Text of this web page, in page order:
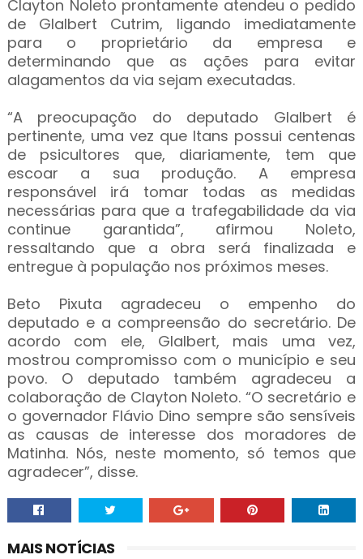
Clayton Noleto prontamente atendeu o pedido
de Glalbert Cutrim, ligando imediatamente
para o proprietário da empresa e
determinando que as ações para evitar
alagamentos da via sejam executadas.
“A preocupação do deputado Glalbert é
pertinente, uma vez que Itans possui centenas
de psicultores que, diariamente, tem que
escoar a sua produção. A empresa
responsável irá tomar todas as medidas
necessárias para que a trafegabilidade da via
continue garantida”, afirmou Noleto,
ressaltando que a obra será finalizada e
entregue à população nos próximos meses.
Beto Pixuta agradeceu o empenho do
deputado e a compreensão do secretário. De
acordo com ele, Glalbert, mais uma vez,
mostrou compromisso com o município e seu
povo. O deputado também agradeceu a
colaboração de Clayton Noleto. “O secretário e
o governador Flávio Dino sempre são sensíveis
as causas de interesse dos moradores de
Matinha. Nós, neste momento, só temos que
agradecer”, disse.
MAIS NOTÍCIAS